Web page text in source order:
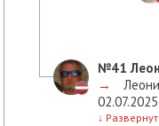
№41
→
02.07.2025
↓